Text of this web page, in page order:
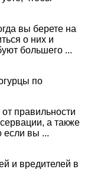
вы берете на
о них и
большего ...
по
правильности
а также
если вы ...
и вредителей в